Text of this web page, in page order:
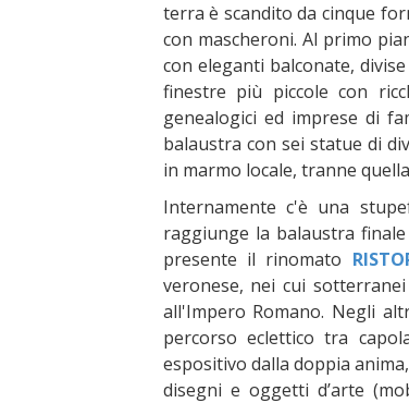
terra è scandito da cinque
con mascheroni. Al primo
con eleganti balconate,
finestre più piccole con
genealogici ed imprese di
balaustra con sei statue di
in marmo locale, tranne
Internamente c'è una
raggiunge la balaustra
presente il rinomato
veronese, nei cui
all'Impero Romano. Negli
percorso eclettico tra
espositivo dalla doppia
disegni e oggetti d’arte